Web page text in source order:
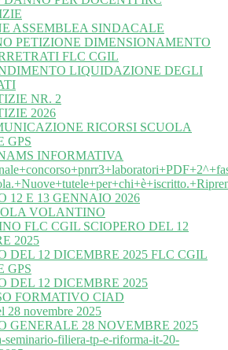
ASSEMBLEA SINDACALE
PETIZIONE DIMENSIONAMENTO
FLC CGIL
LIQUIDAZIONE DEGLI
NR. 2
2026
RICORSI SCUOLA
GPS
INFORMATIVA
12 E 13 GENNAIO 2026
VOLANTINO
FLC CGIL SCIOPERO DEL 12
2025
DEL 12 DICEMBRE 2025 FLC CGIL
GPS
DEL 12 DICEMBRE 2025
FORMATIVO CIAD
28 novembre 2025
GENERALE 28 NOVEMBRE 2025
seminario-filiera-tp-e-riforma-it-20-